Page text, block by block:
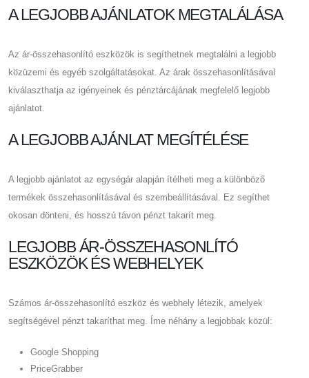
A LEGJOBB AJÁNLATOK MEGTALÁLÁSA
Az ár-összehasonlító eszközök is segíthetnek megtalálni a legjobb
közüzemi és egyéb szolgáltatásokat. Az árak összehasonlításával
kiválaszthatja az igényeinek és pénztárcájának megfelelő legjobb
ajánlatot.
A LEGJOBB AJÁNLAT MEGÍTÉLÉSE
A legjobb ajánlatot az egységár alapján ítélheti meg a különböző
termékek összehasonlításával és szembeállításával. Ez segíthet
okosan dönteni, és hosszú távon pénzt takarít meg.
LEGJOBB ÁR-ÖSSZEHASONLÍTÓ
ESZKÖZÖK ÉS WEBHELYEK
Számos ár-összehasonlító eszköz és webhely létezik, amelyek
segítségével pénzt takaríthat meg. Íme néhány a legjobbak közül:
Google Shopping
PriceGrabber